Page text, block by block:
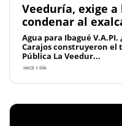
Veeduría, exige
condenar al
Agua para Ibagué V.A.PI.
Carajos construyeron el
Pública La Veedur...
HACE 1 DÍA